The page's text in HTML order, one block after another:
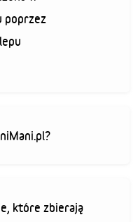
poprzez
które zbierają